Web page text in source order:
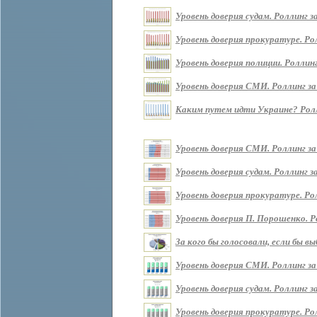
Уровень доверия судам. Роллинг
Уровень доверия прокуратуре.
Уровень доверия полиции.
Уровень доверия СМИ. Роллинг
Каким путем идти Украине?
Уровень доверия СМИ. Роллинг
Уровень доверия судам. Роллинг
Уровень доверия прокуратуре.
Уровень доверия П. Порошенко.
За кого бы голосовали, если бы
Уровень доверия СМИ. Роллинг
Уровень доверия судам. Роллинг
Уровень доверия прокуратуре.